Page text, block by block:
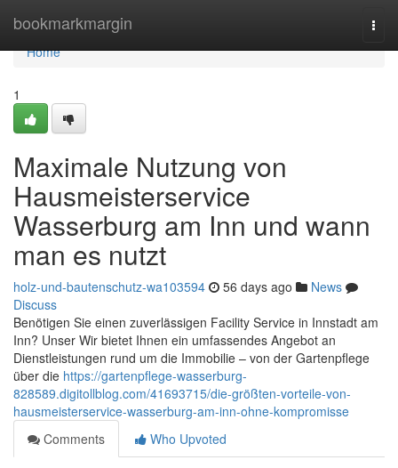
bookmarkmargin
Home
Home
1
Maximale Nutzung von
Hausmeisterservice
Wasserburg am Inn und wann
man es nutzt
holz-und-bautenschutz-wa103594 56 days ago
News
Discuss
Benötigen Sie einen zuverlässigen Facility Service in Innstadt am
Inn? Unser Wir bietet Ihnen ein umfassendes Angebot an
Dienstleistungen rund um die Immobilie – von der Gartenpflege
über die https://gartenpflege-wasserburg-
828589.digitollblog.com/41693715/die-größten-vorteile-von-
hausmeisterservice-wasserburg-am-inn-ohne-kompromisse
Comments
Who Upvoted